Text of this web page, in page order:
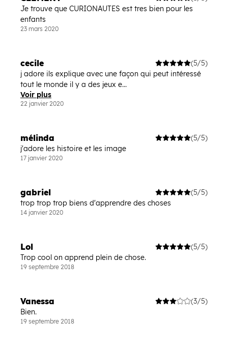
Je trouve que CURIONAUTES est tres bien pour les
enfants
23 mars 2020
cecile
(5/5)
j adore ils explique avec une façon qui peut intéressé
tout le monde il y a des jeux e...
Voir plus
22 janvier 2020
mélinda
(5/5)
j'adore les histoire et les image
17 janvier 2020
gabriel
(5/5)
trop trop trop biens d'apprendre des choses
14 janvier 2020
Lol
(5/5)
Trop cool on apprend plein de chose.
19 septembre 2018
Vanessa
(3/5)
Bien.
19 septembre 2018